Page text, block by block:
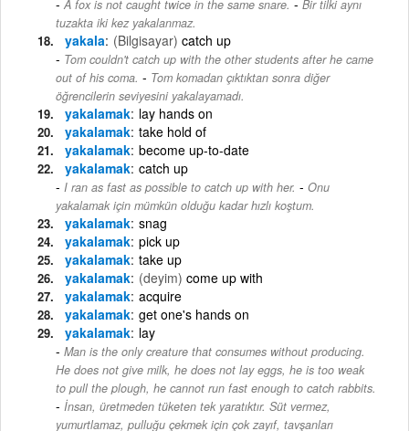
A fox is not caught twice in the same snare.
Bir tilki aynı
tuzakta iki kez yakalanmaz.
yakala (Bilgisayar) catch up
Tom couldn't catch up with the other students after he came
out of his coma. - Tom komadan çıktıktan sonra diğer
öğrencilerin seviyesini yakalayamadı.
yakalamak lay hands on
yakalamak take hold of
yakalamak become up-to-date
yakalamak catch up
I ran as fast as possible to catch up with her. - Onu
yakalamak için mümkün olduğu kadar hızlı koştum.
yakalamak snag
yakalamak pick up
yakalamak take up
yakalamak (deyim) come up with
yakalamak acquire
yakalamak get one's hands on
yakalamak lay
Man is the only creature that consumes without producing.
He does not give milk, he does not lay eggs, he is too weak
to pull the plough, he cannot run fast enough to catch rabbits.
- İnsan, üretmeden tüketen tek yaratıktır. Süt vermez,
yumurtlamaz, pulluğu çekmek için çok zayıf, tavşanları